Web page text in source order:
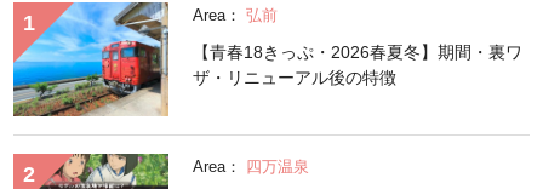
Area： 弘前
【青春18きっぷ・2026春夏冬】期間・裏ワ
ザ・リニューアル後の特徴
Area： 四万温泉